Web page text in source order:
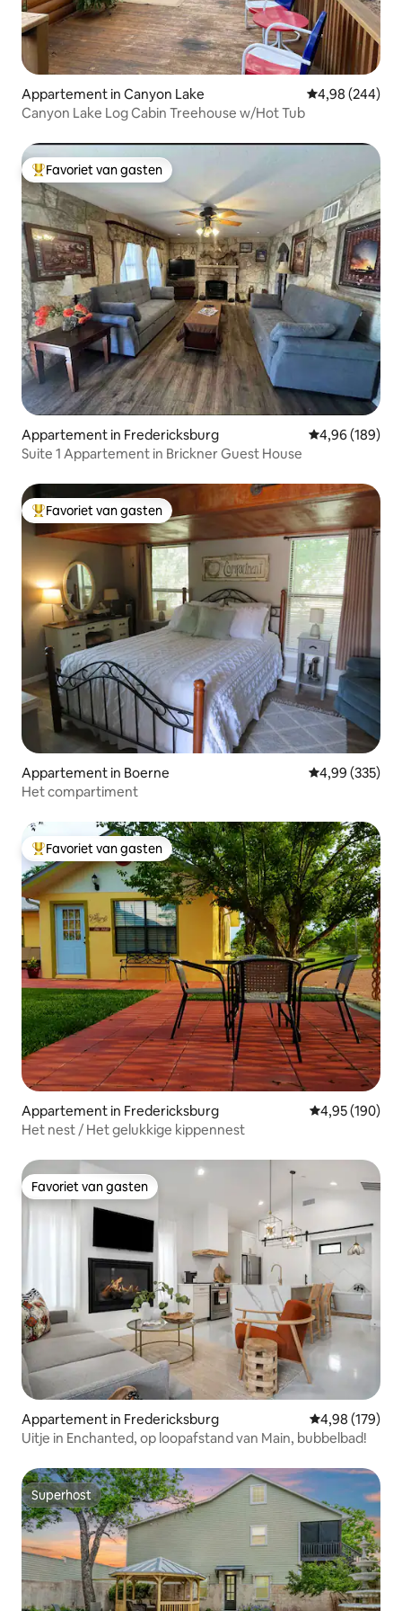
Appartement in Canyon Lake Gemiddelde
4,98 (244)
Canyon Lake Log Cabin Treehouse w/Hot Tub
Topfavoriet van gasten
Favoriet van gasten
Appartement in Fredericksburg Gemiddelde
4,96 (189)
Suite 1 Appartement in Brickner Guest House
Topfavoriet van gasten
Favoriet van gasten
Appartement in Boerne Gemiddelde
4,99 (335)
Het compartiment
Topfavoriet van gasten
Favoriet van gasten
Appartement in Fredericksburg Gemiddelde
4,95 (190)
Het nest / Het gelukkige kippennest
Favoriet van gasten
Favoriet van gasten
Appartement in Fredericksburg Gemiddelde
4,98 (179)
Uitje in Enchanted, op loopafstand van Main, bubbelbad!
Superhost
Superhost